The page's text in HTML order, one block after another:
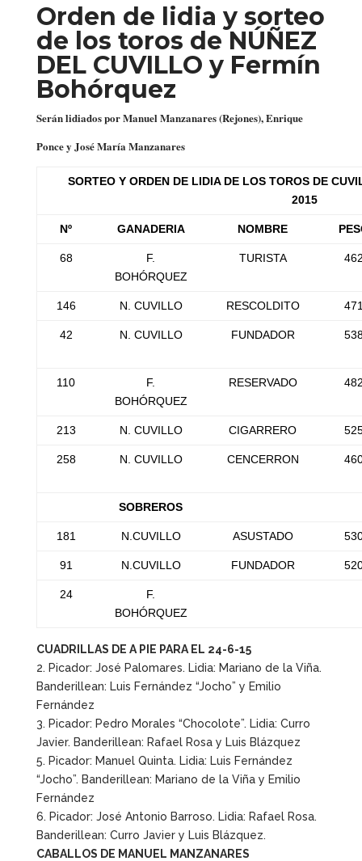
Orden de lidia y sorteo
de los toros de NÚÑEZ
DEL CUVILLO y Fermín
Bohórquez
Serán lidiados por Manuel Manzanares (Rejones), Enrique
Ponce y José María Manzanares
SORTEO Y ORDEN DE LIDIA DE LOS TOROS DE
2015
Nº GANADERIA NOMBRE
68
F.
BOHÓRQUEZ
TURISTA
146 N. CUVILLO RESCOLDITO
42 N. CUVILLO FUNDADOR
110
F.
BOHÓRQUEZ
RESERVADO
213 N. CUVILLO CIGARRERO
258 N. CUVILLO CENCERRON
SOBREROS
181 N.CUVILLO ASUSTADO
91 N.CUVILLO FUNDADOR
24
F.
BOHÓRQUEZ
CUADRILLAS DE A PIE PARA EL 24-6-15
2. Picador: José Palomares. Lidia: Mariano de la Viña.
Banderillean: Luis Fernández “Jocho” y Emilio
Fernández
3. Picador: Pedro Morales “Chocolote”. Lidia: Curro
Javier. Banderillean: Rafael Rosa y Luis Blázquez
5. Picador: Manuel Quinta. Lidia: Luis Fernández
“Jocho”. Banderillean: Mariano de la Viña y Emilio
Fernández
6. Picador: José Antonio Barroso. Lidia: Rafael Rosa.
Banderillean: Curro Javier y Luis Blázquez.
CABALLOS DE MANUEL MANZANARES